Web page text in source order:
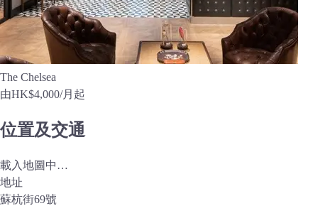
The Chelsea
由HK$4,000/月起
位置及交通
載入地圖中…
地址
蘇杭街69號